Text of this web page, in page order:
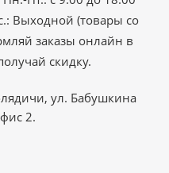
Выходной (товары со
заказы онлайн в
скидку.
ул. Бабушкина
2.